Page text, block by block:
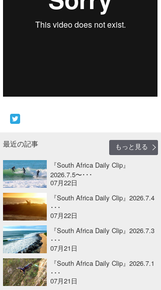
最近の記事
もっと見る
『South Africa Daily Clip』
2026.7.5〜･･･
07月22日
『South Africa Daily Clip』2026.7.4
･･･
07月22日
『South Africa Daily Clip』2026.7.3
･･･
07月21日
『South Africa Daily Clip』2026.7.1
･･･
07月21日
DELTA FORCE SURF
CBA Films
熊谷素子
進士剛光
田原啓江
植村未来
NOBUFUKU
大野”MAR”修聖
喜納海人
Aichan
chan-U
ECE
G◎Da
H
KID